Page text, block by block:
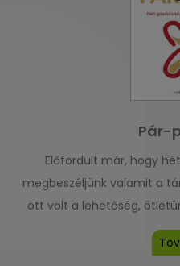
Pár-
Előfordult már, hogy
megbeszéljünk valamit a
ott volt a lehetőség,
Mihalec Gábor
könyvében 52 rövid